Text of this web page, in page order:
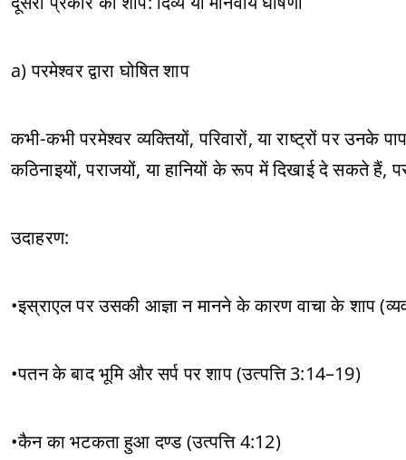
a) परमेश्वर द्वारा घोषित शाप
कभी-कभी परमेश्वर व्यक्तियों, परिवारों, या राष्ट्रों पर
कठिनाइयों, पराजयों, या हानियों के रूप में दिखाई दे सकते हैं,
उदाहरण:
•इस्राएल पर उसकी आज्ञा न मानने के कारण वाचा के शाप
•पतन के बाद भूमि और सर्प पर शाप (उत्पत्ति 3:14–19)
•कैन का भटकता हुआ दण्ड (उत्पत्ति 4:12)